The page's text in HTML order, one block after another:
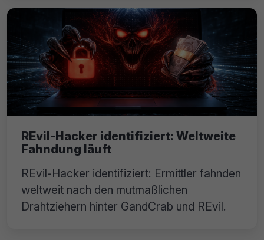
REvil-Hacker identifiziert: Weltweite
Fahndung läuft
REvil-Hacker identifiziert: Ermittler fahnden
weltweit nach den mutmaßlichen
Drahtziehern hinter GandCrab und REvil.